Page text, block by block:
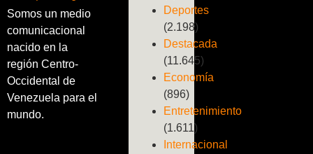
Somos un medio
comunicacional
nacido en la
región Centro-
Occidental de
Venezuela para el
mundo.
Deportes
(2.198)
Destacada
(11.645)
Economía
(896)
Entretenimiento
(1.611)
Internacional